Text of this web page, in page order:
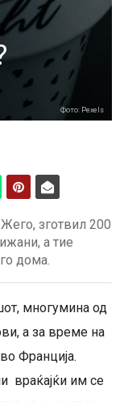
Фото: Pexels
зготвил 200
а тие
дома.
многумина од
а за време на
Франција.
враќајќи им се